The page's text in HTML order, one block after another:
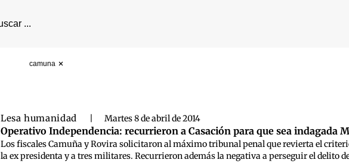
camuna
Lesa humanidad Martes 8 de abril de 2014
Operativo Independencia: recurrieron a Casación para que sea indagada
Los fiscales Camuña y Rovira solicitaron al máximo tribunal penal que revierta el
la ex presidenta y a tres militares. Recurrieron además la negativa a perseguir el delito